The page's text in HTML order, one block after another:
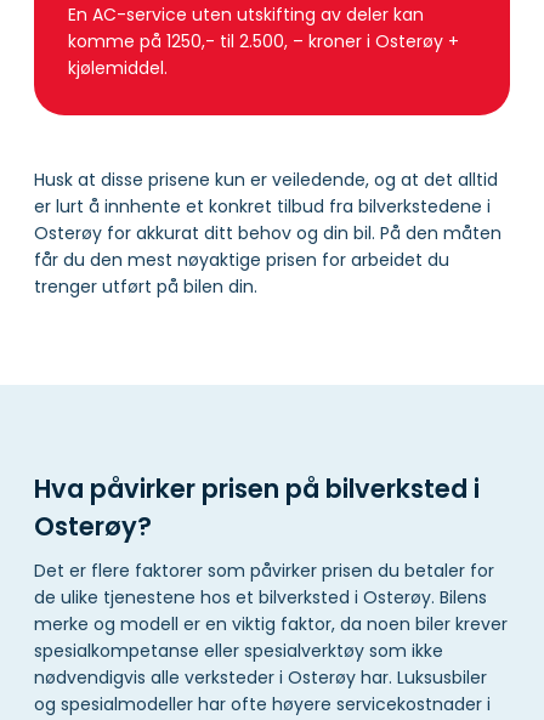
En AC-service uten utskifting av deler kan
komme på 1250,- til 2.500, – kroner i Osterøy +
kjølemiddel.
Husk at disse prisene kun er veiledende, og at det alltid
er lurt å innhente et konkret tilbud fra bilverkstedene i
Osterøy for akkurat ditt behov og din bil. På den måten
får du den mest nøyaktige prisen for arbeidet du
trenger utført på bilen din.
Hva påvirker prisen på bilverksted i
Osterøy?
Det er flere faktorer som påvirker prisen du betaler for
de ulike tjenestene hos et bilverksted i Osterøy. Bilens
merke og modell er en viktig faktor, da noen biler krever
spesialkompetanse eller spesialverktøy som ikke
nødvendigvis alle verksteder i Osterøy har. Luksusbiler
og spesialmodeller har ofte høyere servicekostnader i